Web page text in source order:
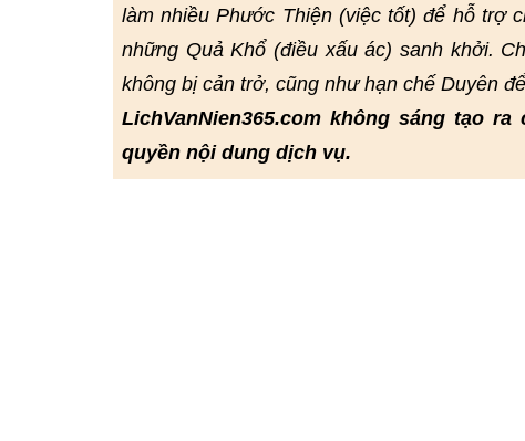
làm nhiều Phước Thiện (việc tốt) để hỗ trợ
những Quả Khổ (điều xấu ác) sanh khởi.
không bị cản trở, cũng như hạn chế Duyên
LichVanNien365.com không sáng tạo
quyền nội dung dịch vụ.